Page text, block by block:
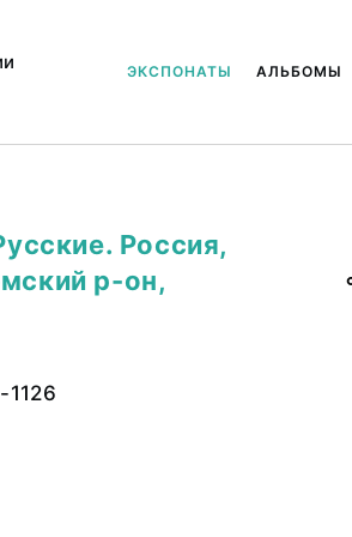
ЭКСПОНАТЫ АЛЬБОМЫ
Россия,
р-он,